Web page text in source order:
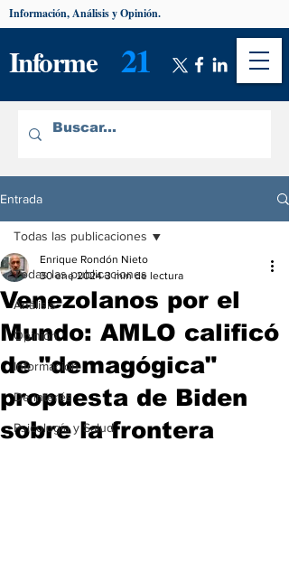
Informe 21
Información, Análisis y Opinión.
Entrada
Todas las publicaciones
Análisis
Opinión
Información
De interés
Psicología y Salud
Todas las publicaciones
Venezolanos por el
Mundo: AMLO calificó
de "demagógica"
propuesta de Biden
sobre la frontera
Enrique Rondón Nieto
30 ene 2024 3 min de lectura